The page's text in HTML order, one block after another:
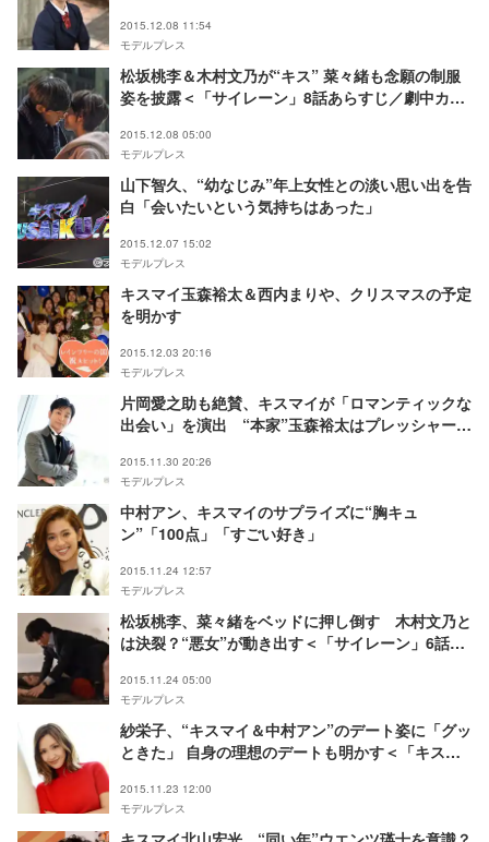
2015.12.08 11:54
モデルプレス
松坂桃李＆木村文乃が“キス” 菜々緒も念願の制服
姿を披露＜「サイレーン」8話あらすじ／劇中カッ
2015.12.08 05:00
モデルプレス
山下智久、“幼なじみ”年上女性との淡い思い出を告
白「会いたいという気持ちはあった」
2015.12.07 15:02
モデルプレス
キスマイ玉森裕太＆西内まりや、クリスマスの予定
を明かす
2015.12.03 20:16
モデルプレス
片岡愛之助も絶賛、キスマイが「ロマンティックな
出会い」を演出 “本家”玉森裕太はプレッシャー？
2015.11.30 20:26
モデルプレス
中村アン、キスマイのサプライズに“胸キュ
ン”「100点」「すごい好き」
2015.11.24 12:57
モデルプレス
松坂桃李、菜々緒をベッドに押し倒す 木村文乃と
は決裂？“悪女”が動き出す＜「サイレーン」6話あ
2015.11.24 05:00
モデルプレス
紗栄子、“キスマイ＆中村アン”のデート姿に「グッ
ときた」 自身の理想のデートも明かす＜「キスブ
2015.11.23 12:00
モデルプレス